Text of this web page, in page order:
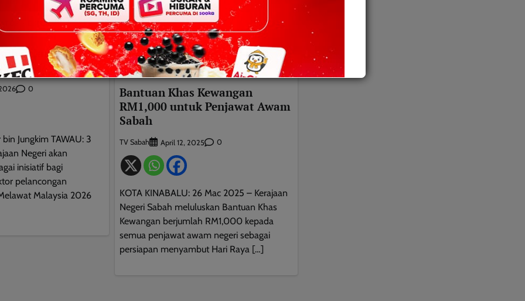
TOP
EKONOMI
pelancongan
2027 – Hajiji
0
Jungkim TAWAU: 3
Negeri akan
inisiatif bagi
pelancongan
Malaysia 2026
EKONOMI NASIONAL
Bantuan Khas Kewangan
RM1,000 untuk Penjawat Awam
Sabah
TV Sabah April 12, 2025 0
KOTA KINABALU: 26 Mac 2025 – Kerajaan
Negeri Sabah meluluskan Bantuan Khas
Kewangan berjumlah RM1,000 kepada
semua penjawat awam negeri sebagai
persiapan menyambut Hari Raya […]
This will close in 10 seconds